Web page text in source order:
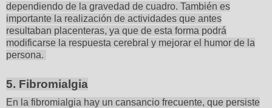
dependiendo de la gravedad de cuadro. También es
importante la realización de actividades que antes
resultaban placenteras, ya que de esta forma podrá
modificarse la respuesta cerebral y mejorar el humor de la
persona.
5. Fibromialgia
En la fibromialgia hay un cansancio frecuente, que persiste